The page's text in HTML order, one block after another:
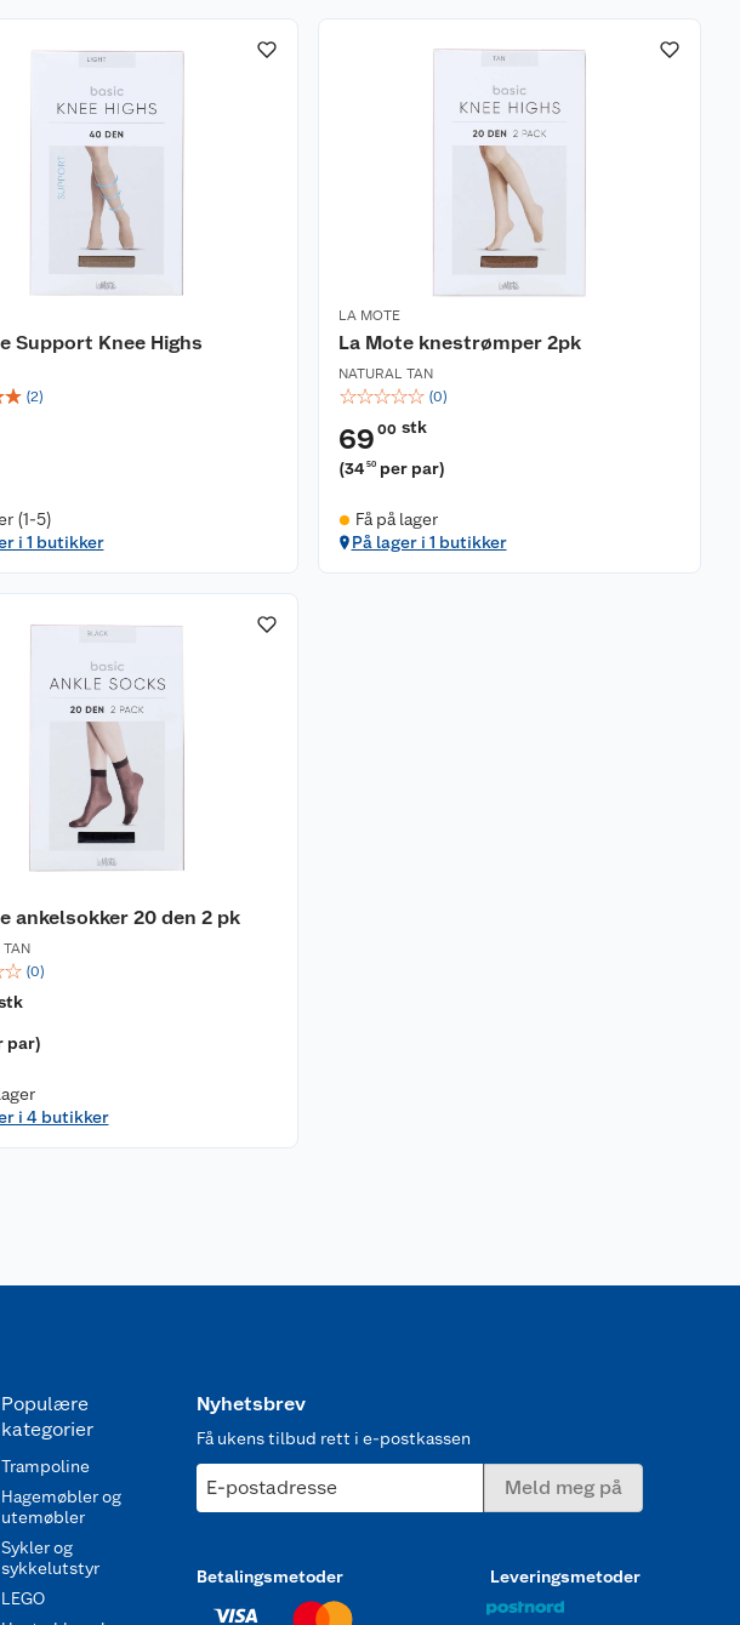
Support Knee Highs
☆ (2)
(1-5)
i 1 butikker
LA MOTE
La Mote knestrømper 2pk
NATURAL TAN
☆☆☆☆☆ (0)
69 00 stk
(34 50 per par)
Få på lager
På lager i 1 butikker
ankelsokker 20 den 2 pk
TAN
☆ (0)
par)
i 4 butikker
Populære
kategorier
Trampoline
Hagemøbler og
utemøbler
Sykler og
sykkelutstyr
LEGO
Nyhetsbrev
Få ukens tilbud rett i e-postkassen
E-postadresse Meld meg på
Betalingsmetoder Leveringsmetoder